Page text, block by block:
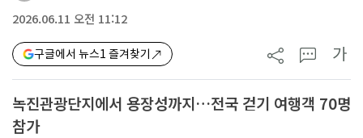
2026.06.11 오전 11:12
구글에서 뉴스1 즐겨찾기 가
녹진관광단지에서 용장성까지…전국 걷기 여행객 70명
참가